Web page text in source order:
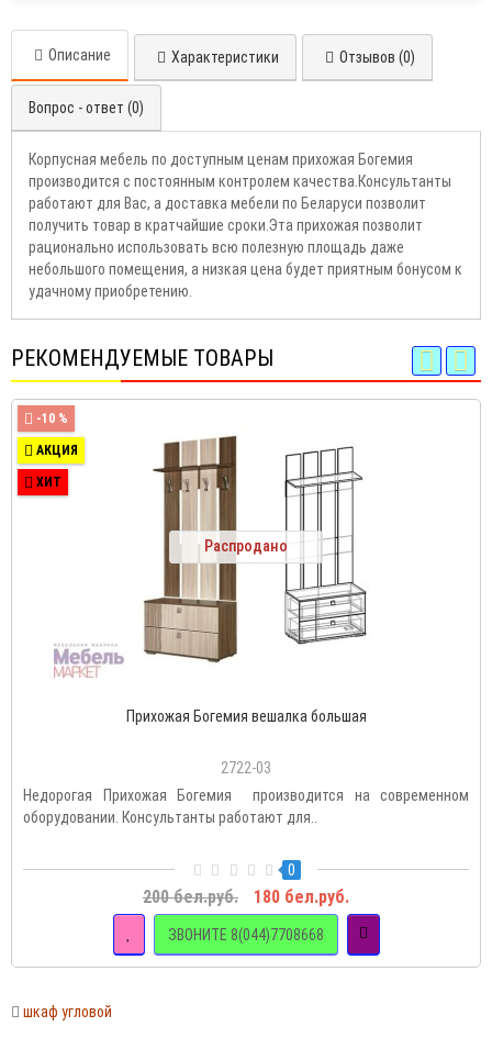
Описание Характеристики Отзывов (0)
Вопрос - ответ (0)
Корпусная мебель по доступным ценам прихожая Богемия
производится с постоянным контролем качества.Консультанты
работают для Вас, а доставка мебели по Беларуси позволит
получить товар в кратчайшие сроки.Эта прихожая позволит
рационально использовать всю полезную площадь даже
небольшого помещения, а низкая цена будет приятным бонусом к
удачному приобретению.
РЕКОМЕНДУЕМЫЕ ТОВАРЫ
-10 %
АКЦИЯ
ХИТ
Распродано
Прихожая Богемия вешалка большая
2722-03
Недорогая Прихожая Богемия производится на современном
оборудовании. Консультанты работают для..
0
200 бел.руб. 180 бел.руб.
ЗВОНИТЕ 8(044)7708668
шкаф угловой